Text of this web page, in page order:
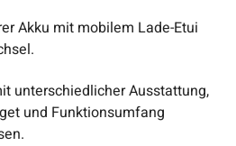
Akku mit mobilem Lade-Etui
unterschiedlicher Ausstattung,
und Funktionsumfang